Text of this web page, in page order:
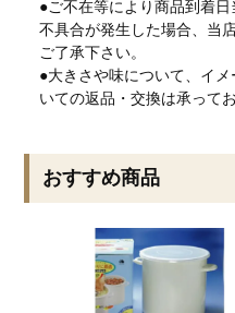
●ご不在等により商品到着
不具合が発生した場合、当
ご了承下さい。
●大きさや味について、イ
いての返品・交換は承って
おすすめ商品